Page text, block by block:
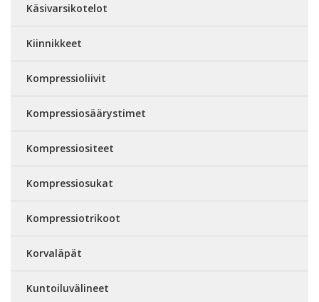
Käsivarsikotelot
Kiinnikkeet
Kompressioliivit
Kompressiosäärystimet
Kompressiositeet
Kompressiosukat
Kompressiotrikoot
Korvaläpät
Kuntoiluvälineet